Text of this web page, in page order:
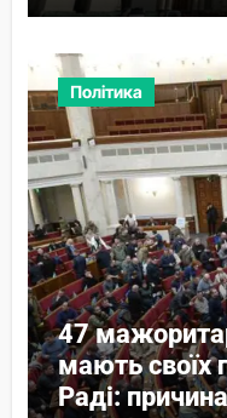
Політика
47
мають своїх
Раді: причина